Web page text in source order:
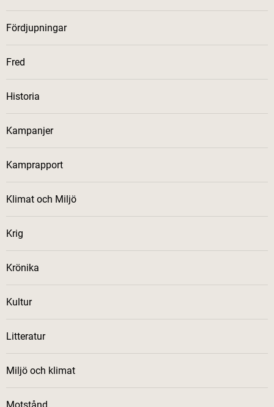
Fördjupningar
Fred
Historia
Kampanjer
Kamprapport
Klimat och Miljö
Krig
Krönika
Kultur
Litteratur
Miljö och klimat